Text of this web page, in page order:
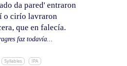
da pared' entraron
o cirío lavraron
que en falecía.
faz todavía...
Syllables IPA